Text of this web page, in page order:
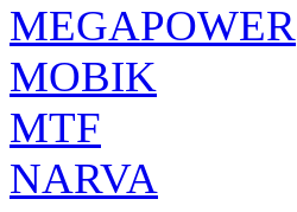
MEGAPOWER
MOBIK
MTF
NARVA